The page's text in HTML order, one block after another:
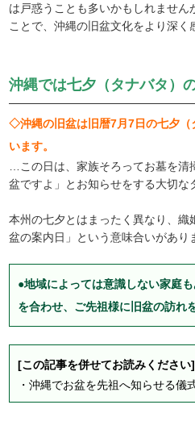
は戸惑うことも多いかもしれません
ことで、沖縄の旧盆文化をより深く
沖縄では七夕（タナバタ）
◇沖縄の旧盆は旧暦7月7日の七夕（
います。
…この日は、家族そろってお墓を
盆ですよ」とお知らせをする大切な
本州の七夕とはまったく異なり、織
盆の案内日」という意味合いがあり
●地域によっては意識しない家庭
を合わせ、ご先祖様に旧盆の訪れ
[この記事を併せてお読みください]
・沖縄でお盆を先祖へ知らせる儀